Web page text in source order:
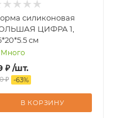
силиконовая
ЦИФРА 1,
см
Много
₽ /шт.
₽ -63%
В КОРЗИНУ